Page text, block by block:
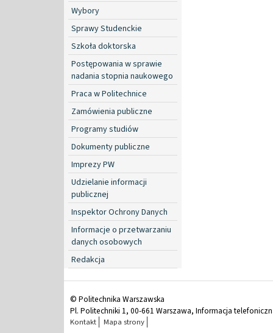
Wybory
Sprawy Studenckie
Szkoła doktorska
Postępowania w sprawie
nadania stopnia naukowego
Praca w Politechnice
Zamówienia publiczne
Programy studiów
Dokumenty publiczne
Imprezy PW
Udzielanie informacji
publicznej
Inspektor Ochrony Danych
Informacje o przetwarzaniu
danych osobowych
Redakcja
© Politechnika Warszawska
Pl. Politechniki 1, 00-661 Warszawa, Informacja
Kontakt Mapa strony